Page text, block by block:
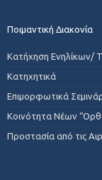
Ποιμαντική Διακονία
Κατήχηση Ενηλίκων/
Κατηχητικά
Επιμορφωτικά
Κοινότητα Νέων
Προστασία από τις